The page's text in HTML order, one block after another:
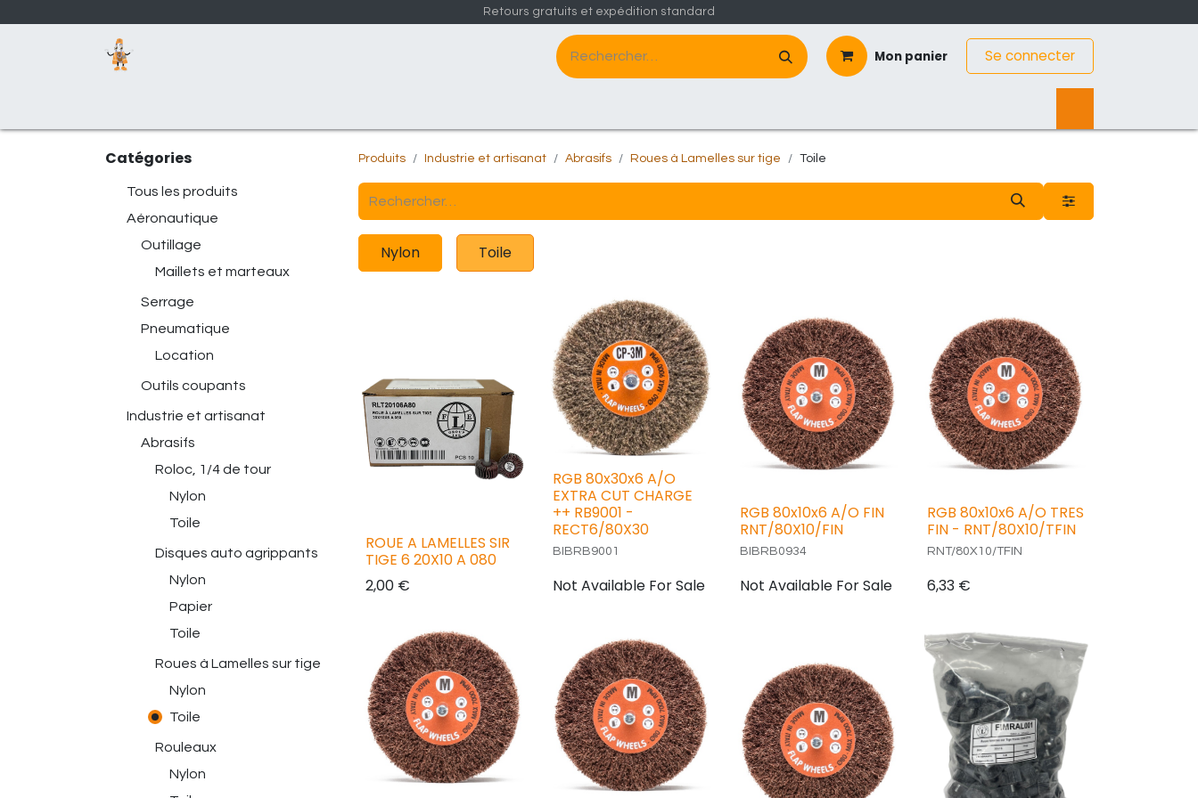
Retours gratuits et expédition standard
Mon panier Se connecter
Catégories
Tous les produits
Aéronautique
Outillage
Maillets et marteaux
Serrage
Pneumatique
Location
Outils coupants
Industrie et artisanat
Abrasifs
Roloc, 1/4 de tour
Nylon
Toile
Disques auto agrippants
Nylon
Papier
Toile
Roues à Lamelles sur tige
Nylon
Toile
Rouleaux
Nylon
Produits Industrie et artisanat Abrasifs Roues à Lamelles sur tige Toile
Nylon Toile
ROUE A LAMELLES SIR
TIGE 6 20X10 A 080
2,00 €
RGB 80x30x6 A/O
EXTRA CUT CHARGE
++ RB9001 -
RECT6/80X30
BIBRB9001
Not Available For Sale
RGB 80x10x6 A/O FIN
RNT/80X10/FIN
BIBRB0934
Not Available For Sale
RGB 80x10x6 A/O TRES
FIN - RNT/80X10/TFIN
RNT/80X10/TFIN
6,33 €